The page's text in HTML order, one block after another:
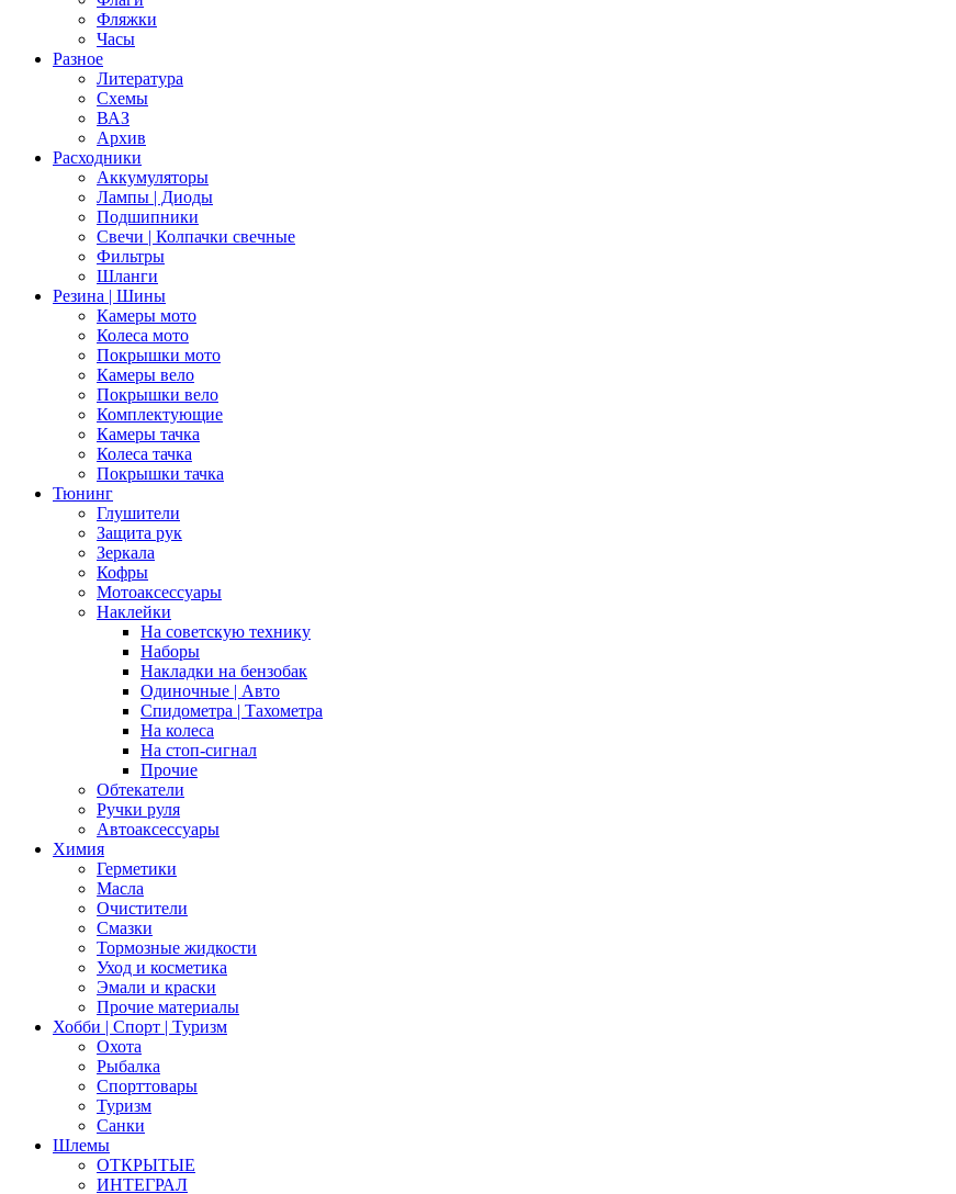
Фляжки
Часы
Разное
Литература
Схемы
ВАЗ
Архив
Расходники
Аккумуляторы
Лампы | Диоды
Подшипники
Свечи | Колпачки свечные
Фильтры
Шланги
Резина | Шины
Камеры мото
Колеса мото
Покрышки мото
Камеры вело
Покрышки вело
Комплектующие
Камеры тачка
Колеса тачка
Покрышки тачка
Тюнинг
Глушители
Защита рук
Зеркала
Кофры
Мотоаксессуары
Наклейки
На советскую технику
Наборы
Накладки на бензобак
Одиночные | Авто
Спидометра | Тахометра
На колеса
На стоп-сигнал
Прочие
Обтекатели
Ручки руля
Автоаксессуары
Химия
Герметики
Масла
Очистители
Смазки
Тормозные жидкости
Уход и косметика
Эмали и краски
Прочие материалы
Хобби | Cпорт | Туризм
Охота
Рыбалка
Спорттовары
Туризм
Санки
Шлемы
ОТКРЫТЫЕ
ИНТЕГРАЛ